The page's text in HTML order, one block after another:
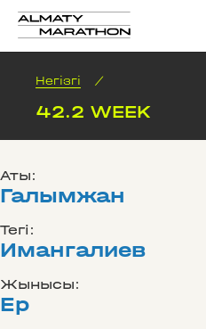
Негізгі /
42.2 WEEK
Аты:
Галымжан
Тегі:
Имангалиев
Жынысы:
Ер